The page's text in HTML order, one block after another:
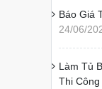
Báo Giá
24/06/
Làm Tủ
Thi